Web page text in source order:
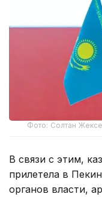
Фото: Солтан
В связи с этим,
прилетела в
органов власти,